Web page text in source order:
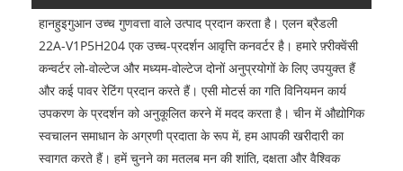
हानहुइगुआन उच्च गुणवत्ता वाले उत्पाद प्रदान करता है। एलन ब्रैडली
22A-V1P5H204 एक उच्च-प्रदर्शन आवृत्ति कनवर्टर है। हमारे फ़्रीक्वेंसी
कन्वर्टर लो-वोल्टेज और मध्यम-वोल्टेज दोनों अनुप्रयोगों के लिए उपयुक्त हैं
और कई पावर रेटिंग प्रदान करते हैं। एसी मोटर्स का गति विनियमन कार्य
उपकरण के प्रदर्शन को अनुकूलित करने में मदद करता है। चीन में औद्योगिक
स्वचालन समाधान के अग्रणी प्रदाता के रूप में, हम आपकी खरीदारी का
स्वागत करते हैं। हमें चुनने का मतलब मन की शांति, दक्षता और वैश्विक